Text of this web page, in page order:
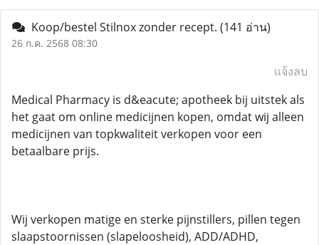
Koop/bestel Stilnox zonder recept. (141 อ่าน)
26 ก.ค. 2568 08:30
แจ้งลบ
Medical Pharmacy is d&eacute; apotheek bij uitstek als
het gaat om online medicijnen kopen, omdat wij alleen
medicijnen van topkwaliteit verkopen voor een
betaalbare prijs.
Wij verkopen matige en sterke pijnstillers, pillen tegen
slaapstoornissen (slapeloosheid), ADD/ADHD,